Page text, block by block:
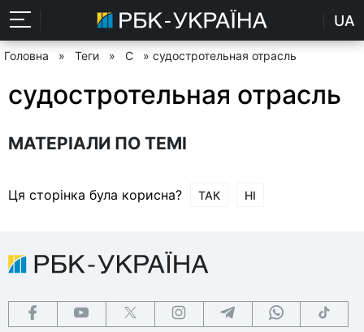
UA
Головна » Теги » С » судостротельная отрасль
судостротельная отрасль
МАТЕРІАЛИ ПО ТЕМІ
Ця сторінка була корисна? ТАК НІ